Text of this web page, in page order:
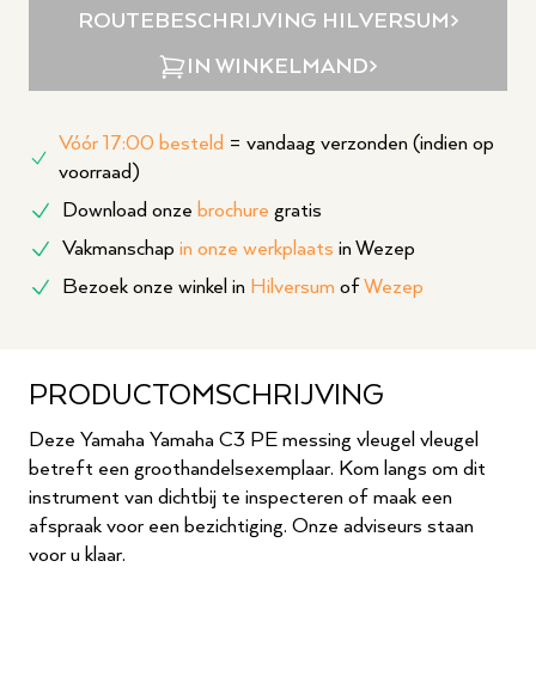
ROUTEBESCHRIJVING HILVERSUM
IN WINKELMAND
Vóór 17:00 besteld = vandaag verzonden (indien op
voorraad)
Download onze brochure gratis
Vakmanschap in onze werkplaats in Wezep
Bezoek onze winkel in Hilversum of Wezep
PRODUCTOMSCHRIJVING
Deze Yamaha Yamaha C3 PE messing vleugel vleugel
betreft een groothandelsexemplaar. Kom langs om dit
instrument van dichtbij te inspecteren of maak een
afspraak voor een bezichtiging. Onze adviseurs staan
voor u klaar.